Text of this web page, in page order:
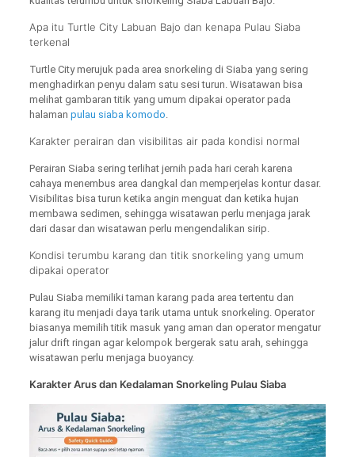
Apa itu Turtle City Labuan Bajo dan kenapa Pulau Siaba
terkenal
Turtle City merujuk pada area snorkeling di Siaba yang sering
menghadirkan penyu dalam satu sesi turun. Wisatawan bisa
melihat gambaran titik yang umum dipakai operator pada
halaman pulau siaba komodo.
Karakter perairan dan visibilitas air pada kondisi normal
Perairan Siaba sering terlihat jernih pada hari cerah karena
cahaya menembus area dangkal dan memperjelas kontur dasar.
Visibilitas bisa turun ketika angin menguat dan ketika hujan
membawa sedimen, sehingga wisatawan perlu menjaga jarak
dari dasar dan wisatawan perlu mengendalikan sirip.
Kondisi terumbu karang dan titik snorkeling yang umum
dipakai operator
Pulau Siaba memiliki taman karang pada area tertentu dan
karang itu menjadi daya tarik utama untuk snorkeling. Operator
biasanya memilih titik masuk yang aman dan operator mengatur
jalur drift ringan agar kelompok bergerak satu arah, sehingga
wisatawan perlu menjaga buoyancy.
Karakter Arus dan Kedalaman Snorkeling Pulau Siaba